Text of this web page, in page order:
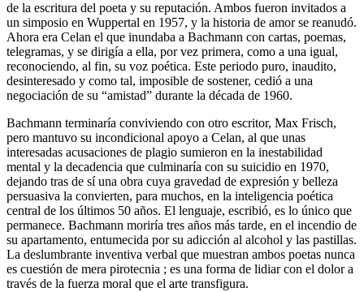
de la escritura del poeta y su reputación. Ambos fueron invitados a
un simposio en Wuppertal en 1957, y la historia de amor se reanudó.
Ahora era Celan el que inundaba a Bachmann con cartas, poemas,
telegramas, y se dirigía a ella, por vez primera, como a una igual,
reconociendo, al fin, su voz poética. Este periodo puro, inaudito,
desinteresado y como tal, imposible de sostener, cedió a una
negociación de su “amistad” durante la década de 1960.
Bachmann terminaría conviviendo con otro escritor, Max Frisch,
pero mantuvo su incondicional apoyo a Celan, al que unas
interesadas acusaciones de plagio sumieron en la inestabilidad
mental y la decadencia que culminaría con su suicidio en 1970,
dejando tras de sí una obra cuya gravedad de expresión y belleza
persuasiva la convierten, para muchos, en la inteligencia poética
central de los últimos 50 años. El lenguaje, escribió, es lo único que
permanece. Bachmann moriría tres años más tarde, en el incendio de
su apartamento, entumecida por su adicción al alcohol y las pastillas.
La deslumbrante inventiva verbal que muestran ambos poetas nunca
es cuestión de mera pirotecnia ; es una forma de lidiar con el dolor a
través de la fuerza moral que el arte transfigura.